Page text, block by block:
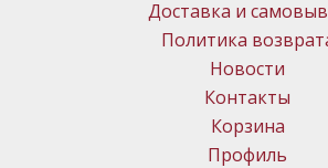
Доставка и
Политика
Новости
Контакты
Корзина
Профиль